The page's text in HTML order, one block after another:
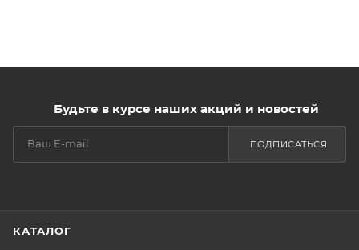
Будьте в курсе наших акций и новостей
ПОДПИСАТЬСЯ
КАТАЛОГ